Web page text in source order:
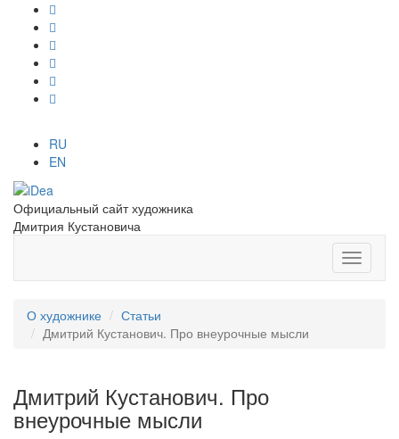
RU
EN
Официальный сайт художника
Дмитрия Кустановича
О художнике
Статьи
Дмитрий Кустанович. Про внеурочные мысли
Дмитрий Кустанович. Про
внеурочные мысли